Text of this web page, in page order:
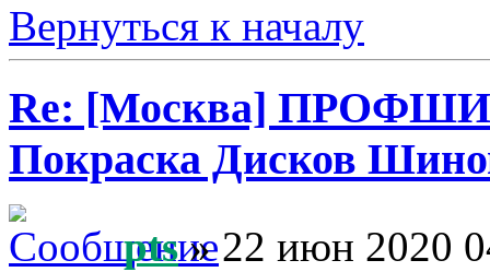
Вернуться к началу
Re: [Москва]
Покраска Дисков
pts» 22 июн 2020